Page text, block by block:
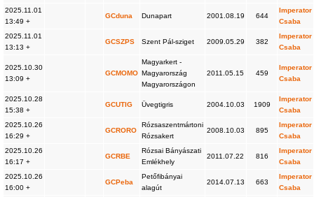
2025.11.01
13:49 +
GCduna Dunapart 2001.08.19 644
Imperator
Csaba
2025.11.01
13:13 +
GCSZPS Szent Pál-sziget 2009.05.29 382
Imperator
Csaba
2025.10.30
13:09 +
GCMOMO
Magyarkert -
Magyarország
Magyarországon
2011.05.15 459
Imperator
Csaba
2025.10.28
15:38 +
GCUTIG Üvegtigris 2004.10.03 1909
Imperator
Csaba
2025.10.26
16:29 +
GCRORO
Rózsaszentmártoni
Rózsakert
2008.10.03 895
Imperator
Csaba
2025.10.26
16:17 +
GCRBE
Rózsai Bányászati
Emlékhely
2011.07.22 816
Imperator
Csaba
2025.10.26
16:00 +
GCPeba
Petőfibányai
alagút
2014.07.13 663
Imperator
Csaba